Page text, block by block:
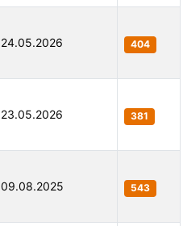
24.05.2026 404
23.05.2026 381
09.08.2025 543